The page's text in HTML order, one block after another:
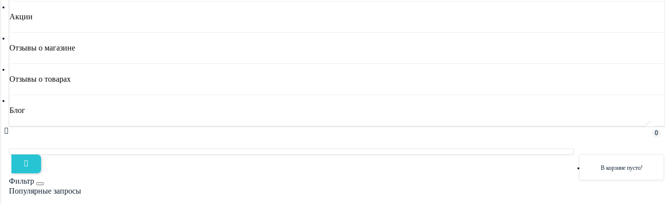
Акции
Отзывы о магазине
Отзывы о товарах
Блог
0
В корзине пусто!
Фильтр
Популярные запросы